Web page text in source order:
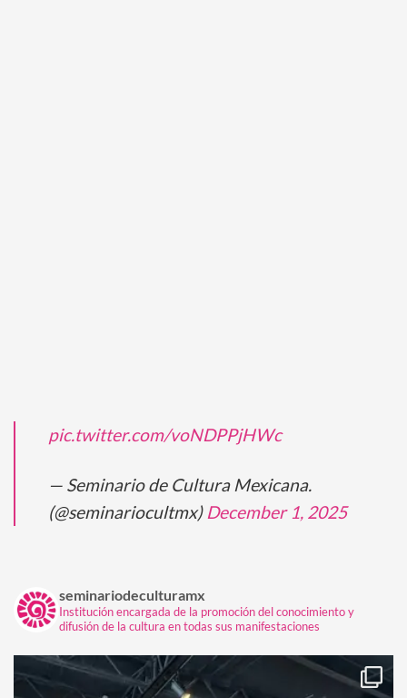
pic.twitter.com/voNDPPjHWc
— Seminario de Cultura Mexicana.
(@seminariocultmx) December 1, 2025
seminariodeculturamx
Institución encargada de la promoción del conocimiento y
difusión de la cultura en todas sus manifestaciones